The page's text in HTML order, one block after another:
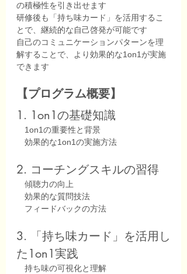
の積極性を引き出せます
研修後も「持ち味カード」を活用するこ
とで、継続的な自己啓発が可能です
自己のコミュニケーションパターンを理
解することで、より効果的な1on1が実施
できます
【プログラム概要】
1. 1on1の基礎知識
1on1の重要性と背景
効果的な1on1の実施方法
2. コーチングスキルの習得
傾聴力の向上
効果的な質問技法
フィードバックの方法
3. 「持ち味カード」を活用し
た1on1実践
持ち味の可視化と理解